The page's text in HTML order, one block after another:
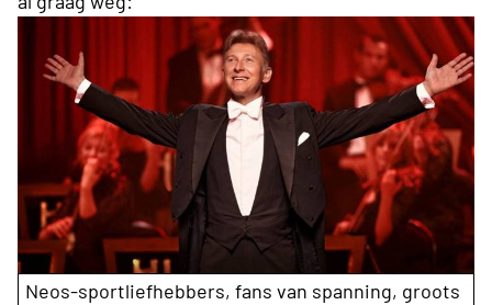
Neos-sportliefhebbers, fans van spanning, groots